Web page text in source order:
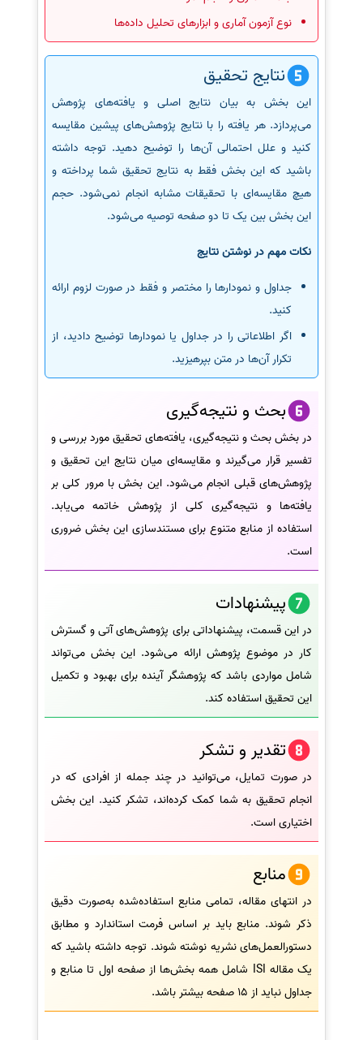
نوع آزمون آماری و ابزارهای تحلیل داده‌ها
نتایج تحقیق
این بخش به بیان نتایج اصلی و یافته‌های پژوهش
می‌پردازد. هر یافته را با نتایج پژوهش‌های پیشین مقایسه
کنید و علل احتمالی آن‌ها را توضیح دهید. توجه داشته
باشید که این بخش فقط به نتایج تحقیق شما پرداخته و
هیچ مقایسه‌ای با تحقیقات مشابه انجام نمی‌شود. حجم
این بخش بین یک تا دو صفحه توصیه می‌شود.
نکات مهم در نوشتن نتایج
جداول و نمودارها را مختصر و فقط در صورت لزوم ارائه
کنید.
اگر اطلاعاتی را در جداول یا نمودارها توضیح دادید، از
تکرار آن‌ها در متن بپرهیزید.
بحث و نتیجه‌گیری
در بخش بحث و نتیجه‌گیری، یافته‌های تحقیق مورد بررسی و
تفسیر قرار می‌گیرند و مقایسه‌ای میان نتایج این تحقیق و
پژوهش‌های قبلی انجام می‌شود. این بخش با مرور کلی بر
یافته‌ها و نتیجه‌گیری کلی از پژوهش خاتمه می‌یابد.
استفاده از منابع متنوع برای مستندسازی این بخش ضروری
است.
پیشنهادات
در این قسمت، پیشنهاداتی برای پژوهش‌های آتی و گسترش
کار در موضوع پژوهش ارائه می‌شود. این بخش می‌تواند
شامل مواردی باشد که پژوهشگر آینده برای بهبود و تکمیل
این تحقیق استفاده کند.
تقدیر و تشکر
در صورت تمایل، می‌توانید در چند جمله از افرادی که در
انجام تحقیق به شما کمک کرده‌اند، تشکر کنید. این بخش
اختیاری است.
منابع
در انتهای مقاله، تمامی منابع استفاده‌شده به‌صورت دقیق
ذکر شوند. منابع باید بر اساس فرمت استاندارد و مطابق
دستورالعمل‌های نشریه نوشته شوند. توجه داشته باشید که
یک مقاله ISI شامل همه بخش‌ها از صفحه اول تا منابع و
جداول نباید از 15 صفحه بیشتر باشد.